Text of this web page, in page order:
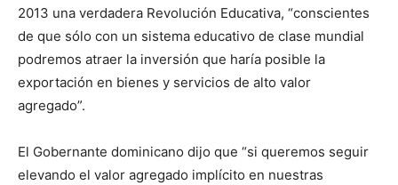
2013 una verdadera Revolución Educativa, “conscientes
de que sólo con un sistema educativo de clase mundial
podremos atraer la inversión que haría posible la
exportación en bienes y servicios de alto valor
agregado”.
El Gobernante dominicano dijo que “si queremos seguir
elevando el valor agregado implícito en nuestras